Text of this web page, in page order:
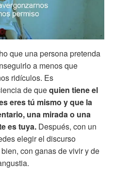
que una persona pretenda
a menos que
ridículos. Es
de quequien tiene el
eres tú mismo y que la
una mirada o una
es tuya. Después, con un
elegir el discurso
con ganas de vivir y de